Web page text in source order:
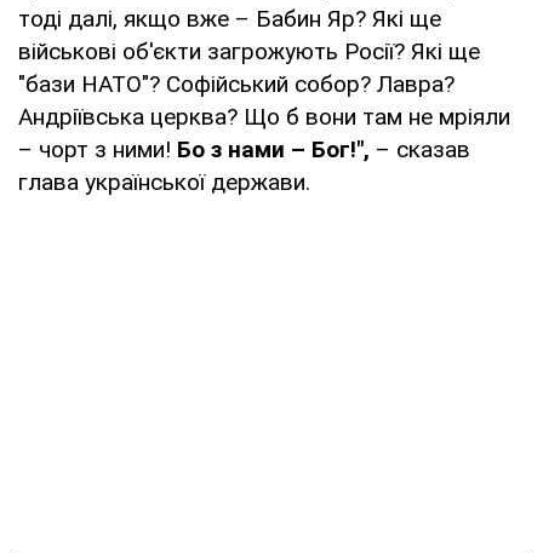
тоді далі, якщо вже – Бабин Яр? Які ще
військові об'єкти загрожують Росії? Які ще
"бази НАТО"? Софійський собор? Лавра?
Андріївська церква? Що б вони там не мріяли
– чорт з ними! Бо з нами – Бог!", – сказав
глава української держави.